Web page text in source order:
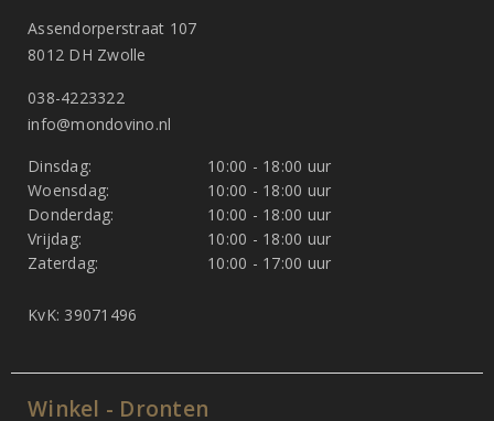
Assendorperstraat 107
8012 DH Zwolle
038-4223322
info@mondovino.nl
Dinsdag:
10:00 - 18:00 uur
Woensdag:
10:00 - 18:00 uur
Donderdag:
10:00 - 18:00 uur
Vrijdag:
10:00 - 18:00 uur
Zaterdag:
10:00 - 17:00 uur
KvK: 39071496
Winkel - Dronten